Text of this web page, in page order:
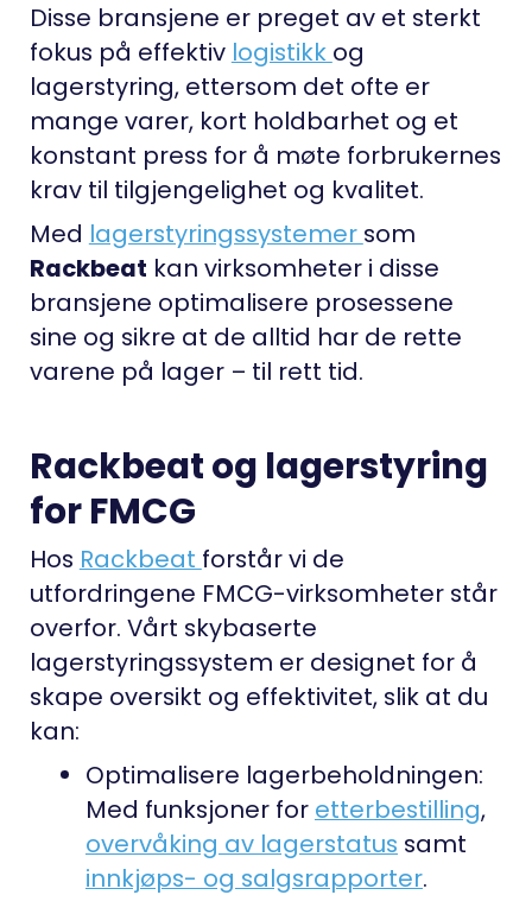
Disse bransjene er preget av et sterkt
fokus på effektiv logistikk og
lagerstyring, ettersom det ofte er
mange varer, kort holdbarhet og et
konstant press for å møte forbrukernes
krav til tilgjengelighet og kvalitet.
Med lagerstyringssystemer som
Rackbeat kan virksomheter i disse
bransjene optimalisere prosessene
sine og sikre at de alltid har de rette
varene på lager – til rett tid.
Rackbeat og lagerstyring
for FMCG
Hos Rackbeat forstår vi de
utfordringene FMCG-virksomheter står
overfor. Vårt skybaserte
lagerstyringssystem er designet for å
skape oversikt og effektivitet, slik at du
kan:
Optimalisere lagerbeholdningen:
Med funksjoner for etterbestilling,
overvåking av lagerstatus samt
innkjøps- og salgsrapporter.